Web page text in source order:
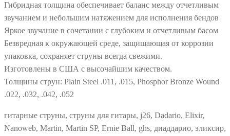
Гибридная толщина обеспечивает баланс между отчетливым
звучанием и небольшим натяжением для исполнения бендов
Яркое звучание в сочетании с глубоким и отчетливым басом
Безвредная к окружающей среде, защищающая от коррозии
упаковка, сохраняет струны всегда свежими.
Изготовлены в США с высочайшим качеством.
Толщины струн: Plain Steel .011, .015, Phosphor Bronze Wound
.022, .032, .042, .052
гитарные струны, струны для гитары, j26, Dadario, Elixir,
Nanoweb, Martin, Martin SP, Ernie Ball, ghs, диаддарио, эликсир,